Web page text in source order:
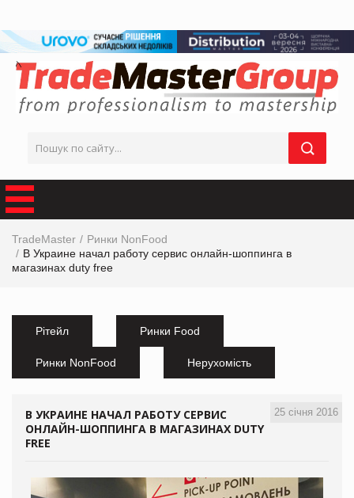
TradeMaster
Ринки NonFood
В Украине начал работу сервис онлайн-шоппинга в
магазинах duty free
Рітейл Ринки Food
Ринки NonFood Нерухомість
25 січня 2016
В УКРАИНЕ НАЧАЛ РАБОТУ СЕРВИС
ОНЛАЙН-ШОППИНГА В МАГАЗИНАХ DUTY
FREE